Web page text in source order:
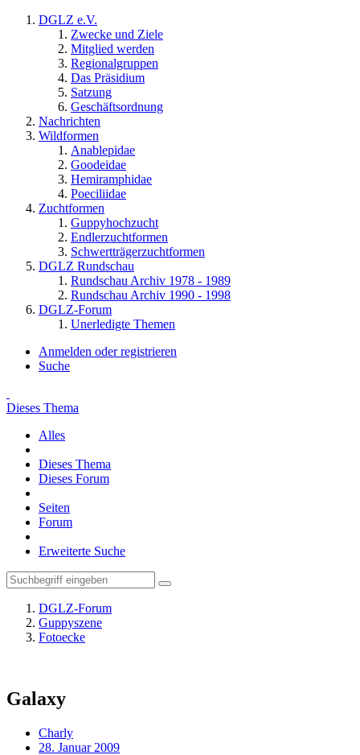
DGLZ e.V.
Zwecke und Ziele
Mitglied werden
Regionalgruppen
Das Präsidium
Satzung
Geschäftsordnung
Nachrichten
Wildformen
Anablepidae
Goodeidae
Hemiramphidae
Poeciliidae
Zuchtformen
Guppyhochzucht
Endlerzuchtformen
Schwertträgerzuchtformen
DGLZ Rundschau
Rundschau Archiv 1978 - 1989
Rundschau Archiv 1990 - 1998
DGLZ-Forum
Unerledigte Themen
Anmelden oder registrieren
Suche
Dieses Thema
Alles
Dieses Thema
Dieses Forum
Seiten
Forum
Erweiterte Suche
DGLZ-Forum
Guppyszene
Fotoecke
Galaxy
Charly
28. Januar 2009